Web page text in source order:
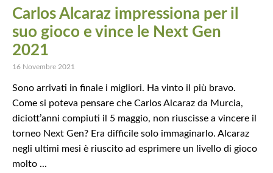
Carlos Alcaraz impressiona per il
suo gioco e vince le Next Gen
2021
16 Novembre 2021
Sono arrivati in finale i migliori. Ha vinto il più bravo.
Come si poteva pensare che Carlos Alcaraz da Murcia,
diciott’anni compiuti il 5 maggio, non riuscisse a vincere il
torneo Next Gen? Era difficile solo immaginarlo. Alcaraz
negli ultimi mesi è riuscito ad esprimere un livello di gioco
molto ...